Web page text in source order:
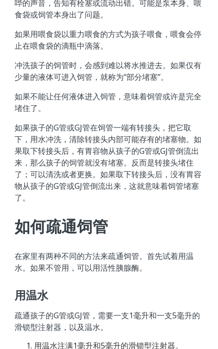
哔的声音，告知有栓塞或流动出错。可能是泵本身、喂
食袋或饲管本身出了问题。
如果用喂食袋以重力喂食的方式为孩子喂食，喂食会停
止在喂食袋的滴瓶中滴落。
冲洗孩子的饲管时，会感到难以将水推进去。如果仅有
少量的液体可进入饲管，就称为“部分堵塞”。
如果不能让任何液体进入饲管，意味着饲管或许是完全
堵住了。
如果孩子的G管或GJ管在饲管一端有转接头，把它取
下，用水冲洗，清除转接头内部可能存有的堵塞物。如
果取下转接头后，有胃容物从孩子的G管或GJ管倒流出
来，那么孩子的饲管就没有堵塞。反而是转接头堵住
了；可以清洗或者更换。如果取下转接头后，没有胃容
物从孩子的G管或GJ管倒流出来，这就意味着饲管堵塞
了。
如何疏通饲管
在家里有两种不同的方法来疏通饲管。首先试着用温
水。如果不管用，可以用活性胰腺酶。
用温水
疏通孩子的G管或GJ管，需要一支1毫升和一支5毫升的
滑锁型注射器，以及温水。
用温水注满1毫升和5毫升的滑锁型注射器。